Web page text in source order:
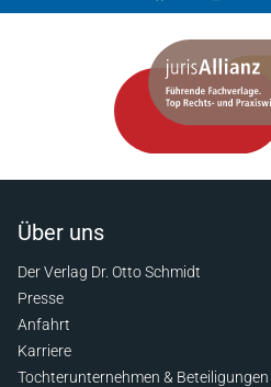
Über uns
Der Verlag Dr. Otto Schmidt
Presse
Anfahrt
Karriere
Tochterunternehmen & Beteiligungen